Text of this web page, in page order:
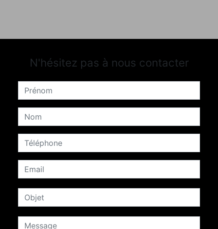
N'hésitez pas à nous contacter